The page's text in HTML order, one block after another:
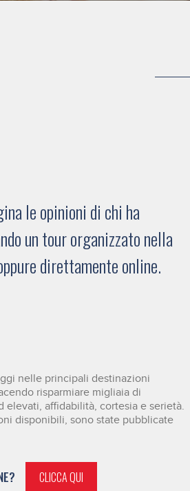
le opinioni di chi ha
un tour organizzato nella
direttamente online.
nelle principali destinazioni
risparmiare migliaia di
elevati, affidabilità, cortesia e serietà.
disponibili, sono state pubblicate
CLICCA QUI